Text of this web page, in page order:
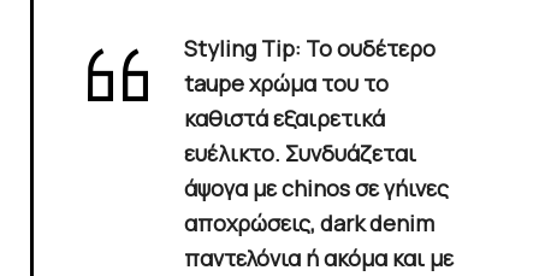
Styling Tip: Το ουδέτερο
taupe χρώμα του το
καθιστά εξαιρετικά
ευέλικτο. Συνδυάζεται
άψογα με chinos σε γήινες
αποχρώσεις, dark denim
παντελόνια ή ακόμα και με